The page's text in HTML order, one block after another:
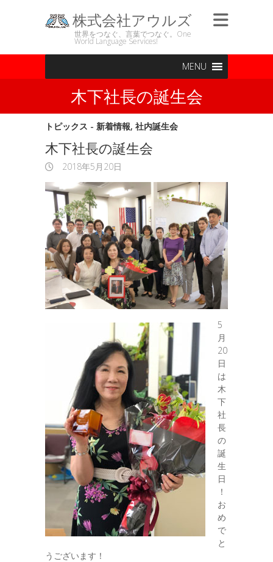
株式会社アウルズ
世界をつなぐ、言葉でつなぐ。One
World Language Services!
MENU
木下社長の誕生会
トピックス - 新着情報, 社内誕生会
木下社長の誕生会
2018年5月20日
5
月
20
日
は
木
下
社
長
の
誕
生
日
！
お
め
で
と
うございます！